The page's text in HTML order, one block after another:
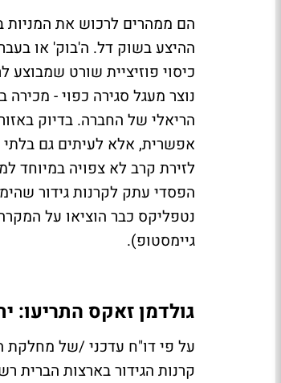
הם ממהרים לרכוש את המניות
ההיצע בשוק דל. ה'בוק' או
כיסוי פוזיציית שורט
נוצר מעגל סגירה כפוי -
הריאלי של החברה. בדיוק
אפשרית, אלא לעיתים גם
לזירת קרב לא צפויה במיוחד
נטפליקס כבר הוציאו על
גיימסטופ).
גולדמן זאקס התריעו:
על פי דו"ח עדכני /של מחלקת